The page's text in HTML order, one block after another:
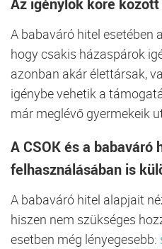
A babaváró hitel esetében
hogy csakis házaspárok
azonban akár élettársak,
igénybe vehetik a
már meglévő gyermekeik
A CSOK és a babaváró
felhasználásában is
A babaváró hitel alapjait
hiszen nem szükséges
esetben még lényegesebb: